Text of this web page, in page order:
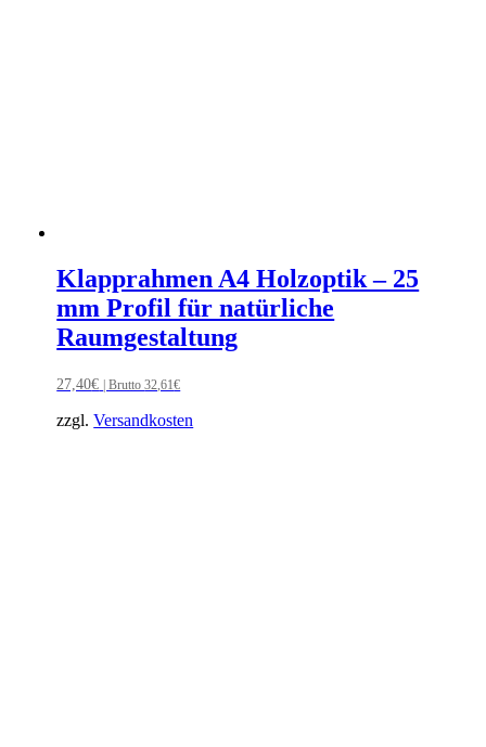
Klapprahmen A4 Holzoptik – 25
mm Profil für natürliche
Raumgestaltung
27,40€ | Brutto32,61€
zzgl.Versandkosten